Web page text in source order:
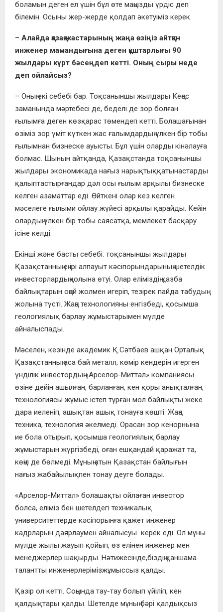
боламын деген ел үшін бұл өте маңызды үрдіс деп
білемін. Осыны жер-жерде қолдап әкетуіміз керек.
– Алайда қазақ жастарының жаңа өзіңіз айтқан
инженер мамандығына деген құштарлығы 90
жылдары күрт бәсеңдеп кетті. Оның сыры неде
деп ойлайсыз?
– Оның екі себебі бар. Тоқсаныншы жылдары Кеңес
заманында мәртебесі де, беделі де зор болған
ғылымға деген көзқарас төмендеп кетті. Болашағынан
өзіміз зор үміт күткен жас ғалымдардың үлкен бір тобы
ғылымнан бизнеске ауысты. Бұл үшін оларды кінәлауға
болмас. Шынын айтқанда, Қазақстанда тоқсаныншы
жылдары экономикада нағыз нарықтыққатынастарды
қалыптастырғандар дәл осы ғылым арқылы бизнеске
келген азаматтар еді. Өйткені олар кез келген
мәселеге ғылыми ойлау жүйесі арқылы қарайды. Кейін
олардың үлкен бір тобы саясатқа, мемлекет басқару
ісіне келді.
Екінші және басты себебі: тоқсаныншы жылдары
Қазақстанның ең ірі алпауыт кәсіпорындарының шетелдік
инвесторлардыңқолына өтуі. Олар еліміздің қазба
байлықтарын оңай жолмен игеріп, тезірек пайда табудың
жолына түсті. Жаңа технологияны енгізбеді, қосымша
геологиялық барлау жұмыстарымен мүлде
айналыспады.
Мәселен, кезінде академик Қ.Сәтбаев ашқан Орталық
Қазақстанның аса бай металл, көмір кендерін игерген
үнділік инвестордың «Арселор-Миттал» компаниясы
өзіне дейін ашылған, барланған, кен қоры анықталған,
технологиясы жұмыс істеп тұрған мол байлықты жеке
дара иеленіп, ашықтан ашық тонауға көшті. Жаңа
техника, технология әкелмеді. Орасан зор кенорнына
ие бола отырып, қосымша геологиялық барлау
жұмыстарын жүргізбеді, оған ешқандай қаражат та,
көңіл де бөлмеді. Мұның атын Қазақстан байлығын
нағыз жабайылықпен тонау деуге болады.
«Арселор-Миттал» болашақты ойлаған инвестор
болса, еліміз бен шетелдегі техникалық
университеттерде кәсіпорынға қажет инженер
кадрларын даярлаумен айналысуы керек еді. Ол мұны
мүлде жылы жауып қойып, өз елінен инженер мен
менеджерлер шақырды. Нәтижесінде,біздің қаншама
талантты инженерлерімізжұмыссыз қалды.
Қазір ол кетті. Соңында тау-тау болып үйіліп, кен
қалдықтары қалды. Шетелде мұның бәрі қалдықсыз